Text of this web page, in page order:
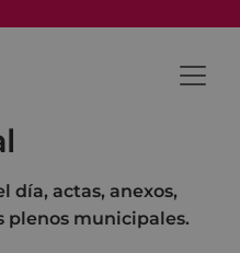
día, actas, anexos,
plenos municipales.